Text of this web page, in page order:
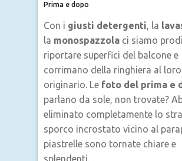
Prima e dopo
Con i giusti detergenti, la
la monospazzola ci siamo
riportare superfici del balcone e
corrimano della ringhiera al
originario. Le foto del prima e
parlano da sole, non trovate?
eliminato completamente lo
sporco incrostato vicino al
piastrelle sono tornate chiare e
splendenti.